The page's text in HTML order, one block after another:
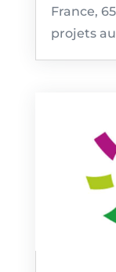
France,
projets